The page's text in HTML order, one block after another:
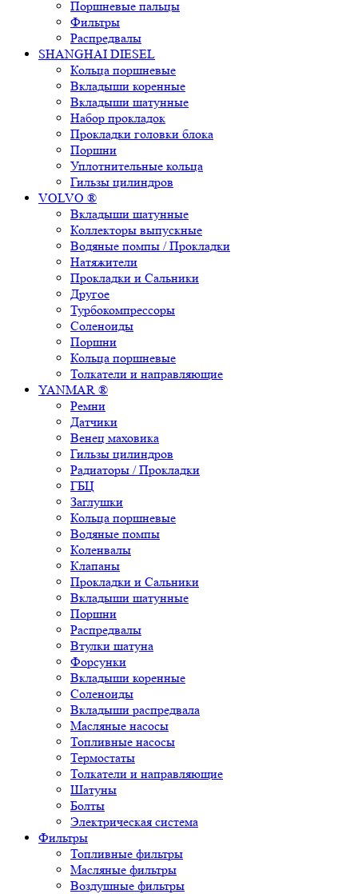
Поршневые пальцы
Фильтры
Распредвалы
SHANGHAI DIESEL
Кольца поршневые
Вкладыши коренные
Вкладыши шатунные
Набор прокладок
Прокладки головки блока
Поршни
Уплотнительные кольца
Гильзы цилиндров
VOLVO ®
Вкладыши шатунные
Коллекторы выпускные
Водяные помпы / Прокладки
Натяжители
Прокладки и Сальники
Другое
Турбокомпрессоры
Соленоиды
Поршни
Кольца поршневые
Толкатели и направляющие
YANMAR ®
Ремни
Датчики
Венец маховика
Гильзы цилиндров
Радиаторы / Прокладки
ГБЦ
Заглушки
Кольца поршневые
Водяные помпы
Коленвалы
Клапаны
Прокладки и Сальники
Вкладыши шатунные
Поршни
Распредвалы
Втулки шатуна
Форсунки
Вкладыши коренные
Соленоиды
Вкладыши распредвала
Масляные насосы
Топливные насосы
Термостаты
Толкатели и направляющие
Шатуны
Болты
Электрическая система
Фильтры
Топливные фильтры
Масляные фильтры
Воздушные фильтры